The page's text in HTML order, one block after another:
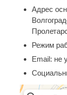
Адрес
Режим
Email: не